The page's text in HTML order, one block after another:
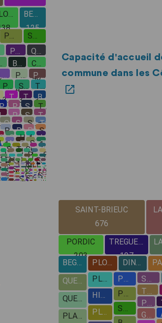
Capacité d'accueil
commune dans les